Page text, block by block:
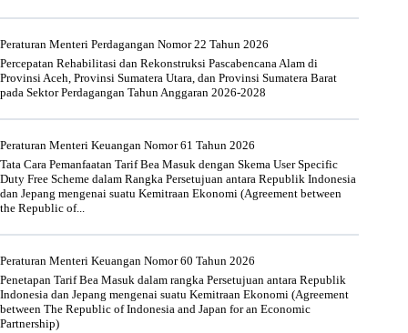
Peraturan Menteri Perdagangan Nomor 22 Tahun 2026
Percepatan Rehabilitasi dan Rekonstruksi Pascabencana Alam di
Provinsi Aceh, Provinsi Sumatera Utara, dan Provinsi Sumatera Barat
pada Sektor Perdagangan Tahun Anggaran 2026-2028
Peraturan Menteri Keuangan Nomor 61 Tahun 2026
Tata Cara Pemanfaatan Tarif Bea Masuk dengan Skema User Specific
Duty Free Scheme dalam Rangka Persetujuan antara Republik Indonesia
dan Jepang mengenai suatu Kemitraan Ekonomi (Agreement between
the Republic of...
Peraturan Menteri Keuangan Nomor 60 Tahun 2026
Penetapan Tarif Bea Masuk dalam rangka Persetujuan antara Republik
Indonesia dan Jepang mengenai suatu Kemitraan Ekonomi (Agreement
between The Republic of Indonesia and Japan for an Economic
Partnership)